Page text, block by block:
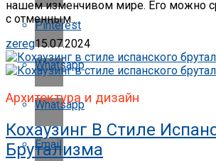
Pinterest
Whatsapp
Whatsapp
Email
нашем изменчивом мире. Его можно
с отменным...
zereg15.07.2024
Архитектура и дизайн
Кохаузинг В Стиле
Брутализма